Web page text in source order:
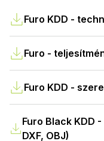
Furo KDD -
Furo -
Furo KDD -
Furo Black KDD
DXF, OBJ)